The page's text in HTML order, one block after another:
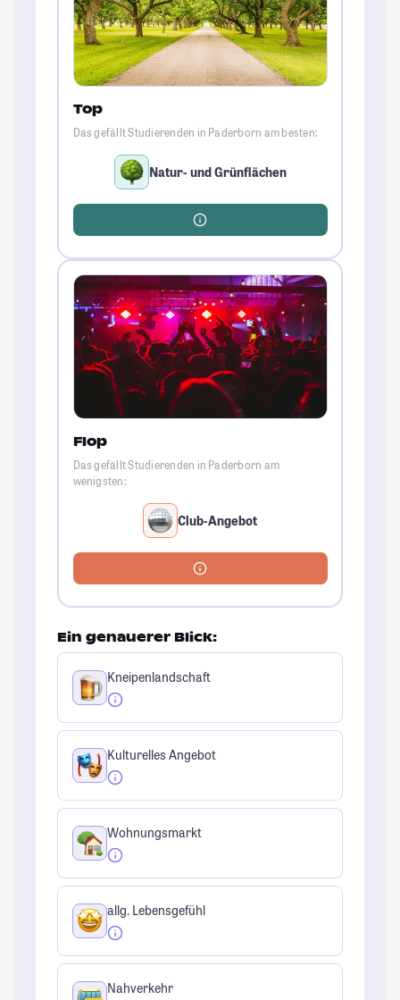
Top
Das gefällt Studierenden in Paderborn am besten:
Natur- und Grünflächen
Flop
Das gefällt Studierenden in Paderborn am
wenigsten:
Club-Angebot
Ein genauerer Blick:
Kneipenlandschaft
Kulturelles Angebot
Wohnungsmarkt
allg. Lebensgefühl
Nahverkehr